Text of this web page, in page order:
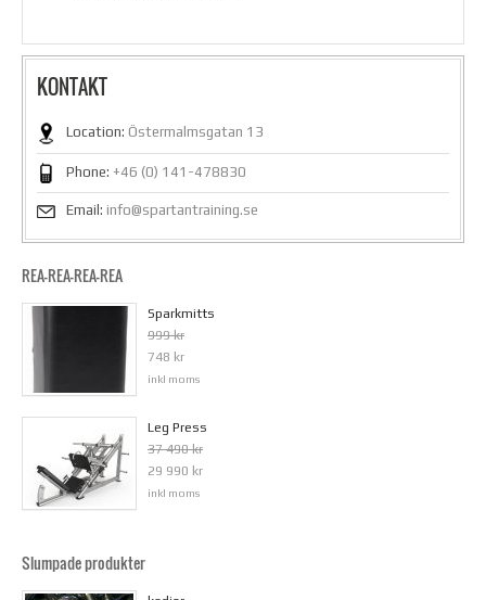
KONTAKT
Location: Östermalmsgatan 13
Phone: +46 (0) 141-478830
Email: info@spartantraining.se
REA-REA-REA-REA
Sparkmitts
999 kr
748 kr
inkl moms
Leg Press
37 490 kr
29 990 kr
inkl moms
Slumpade produkter